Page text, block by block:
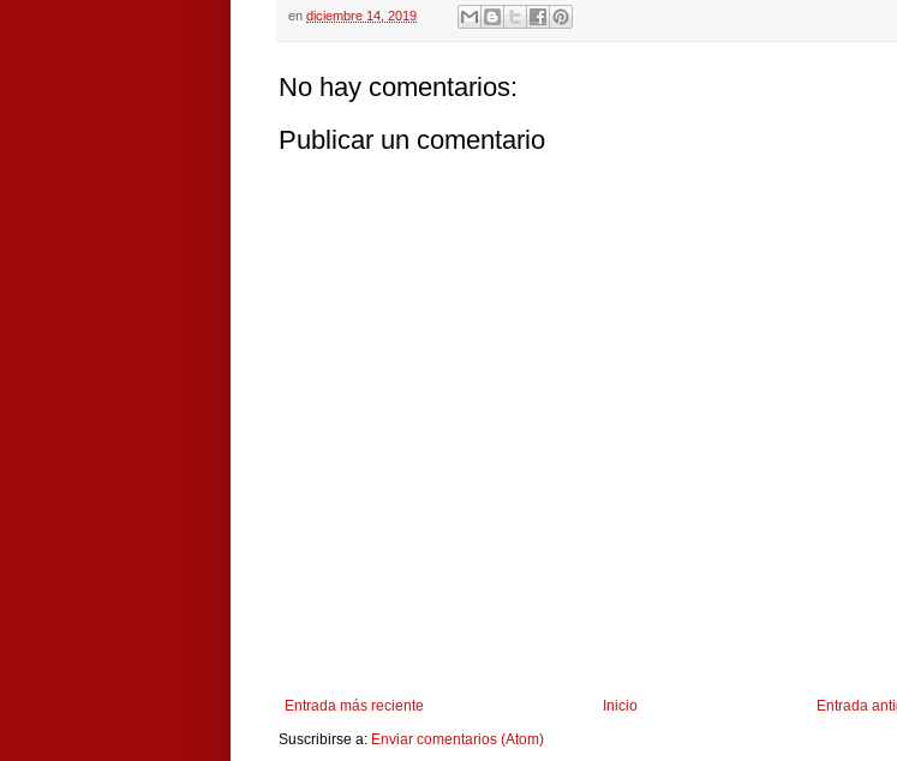
en diciembre 14, 2019
No hay comentarios:
Publicar un comentario
Entrada más reciente Entrada
Inicio
Suscribirse a: Enviar comentarios (Atom)